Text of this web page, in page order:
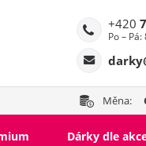
+420
Po –
Měna:
Dárky dle